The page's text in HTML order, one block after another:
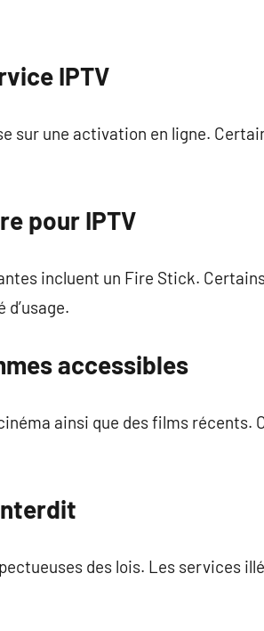
IPTV
sur une activation en ligne.
pour IPTV
incluent un Fire Stick.
accessibles
ainsi que des films
des lois. Les services